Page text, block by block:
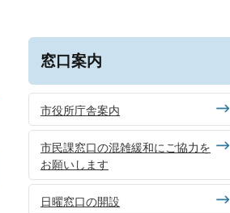
窓口案内
市役所庁舎案内
市民課窓口の混雑緩和にご協力を
お願いします
日曜窓口の開設